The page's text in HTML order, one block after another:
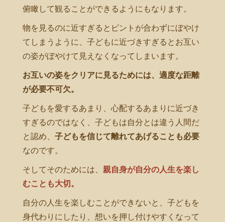
俯瞰して観ることができるようにもなります。
物を見るのに近すぎるとピントが合わずにぼやけ
てしまうように、子どもに近づきすぎるとお互い
の姿がぼやけて見えなくなってしまいます。
お互いの姿をクリアに見るためには、適度な距離
が必要不可欠。
子どもを愛するあまり、心配するあまりに近づき
すぎるのではなく、子どもは自分とは違う人間だ
と認め、 子どもを信じて離れてあげることも必要
なのです。
そしてそのためには、 親自身が自分の人生を楽し
むことも大切。
自分の人生を楽しむことができないと、子どもを
身代わりにしたり、想いを押し付けやすくなって